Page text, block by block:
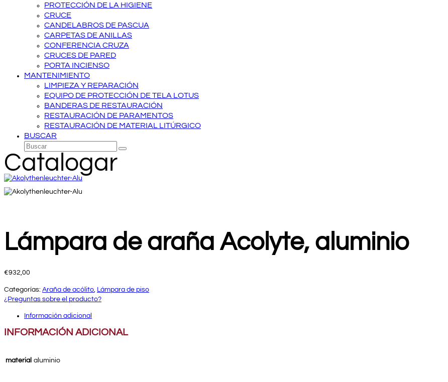
PROTECCIÓN DE LA HIGIENE
CRUCE
CANDELABROS DE PASCUA
CARPETAS DE ANILLAS
CONFERENCIA CRUZA
CRUCES DE PARED
PORTA INCIENSO
MANTENIMIENTO
LIMPIEZA Y REPARACIÓN
EQUIPO DE PROTECCIÓN DE TELA LOTUS
BANDERAS DE RESTAURACIÓN
RESTAURACIÓN DE PARAMENTOS
RESTAURACIÓN DE MATERIAL LITÚRGICO
BUSCAR
Buscar
Enviar
Catalogar
Lámpara de araña Acolyte, aluminio
€932,00
Categorías: Araña de acólito, Lámpara de piso
¿Preguntas sobre el producto?
Información adicional
INFORMACIÓN ADICIONAL
material aluminio